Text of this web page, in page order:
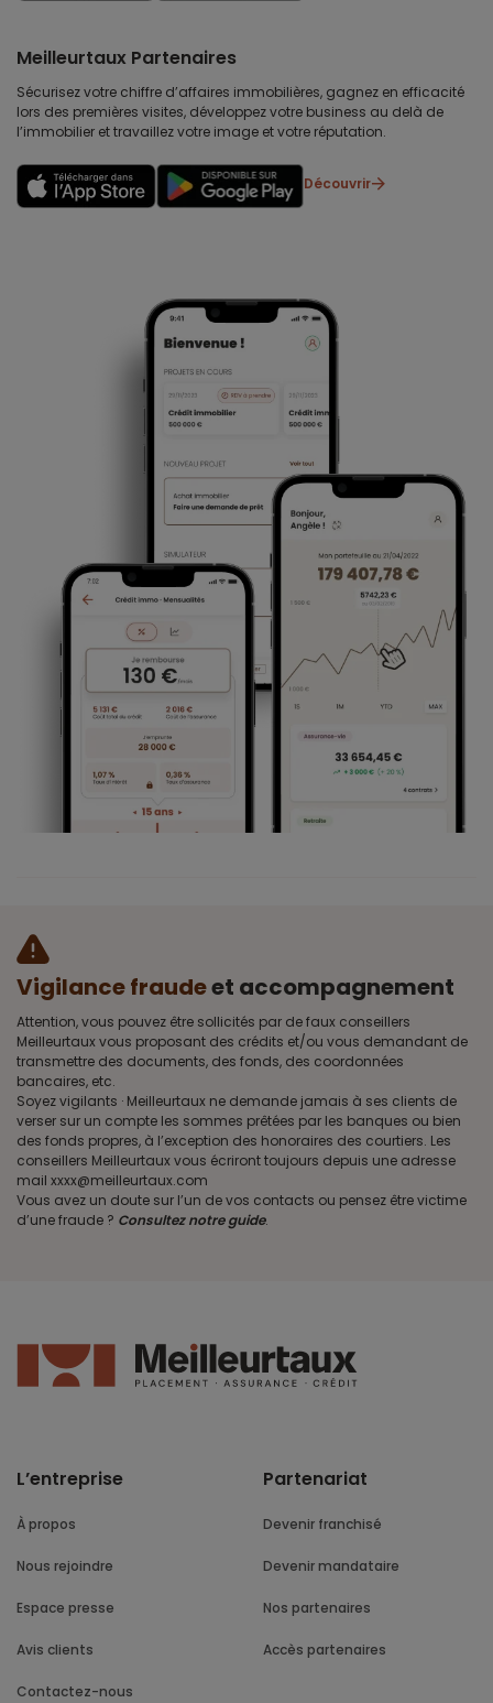
Meilleurtaux Partenaires
Sécurisez votre chiffre d’affaires immobilières, gagnez en efficacité
lors des premières visites, développez votre business au delà de
l’immobilier et travaillez votre image et votre réputation.
Découvrir
Vigilance fraudeet accompagnement
Attention, vous pouvez être sollicités par de faux conseillers
Meilleurtaux vous proposant des crédits et/ou vous demandant de
transmettre des documents, des fonds, des coordonnées
bancaires, etc.
Soyez vigilants · Meilleurtaux ne demande jamais à ses clients de
verser sur un compte les sommes prêtées par les banques ou bien
des fonds propres, à l’exception des honoraires des courtiers. Les
conseillers Meilleurtaux vous écriront toujours depuis une adresse
mail xxxx@meilleurtaux.com
Vous avez un doute sur l’un de vos contacts ou pensez être victime
d’une fraude ? Consultez notre guide.
L’entreprise
À propos
Nous rejoindre
Espace presse
Avis clients
Contactez-nous
Partenariat
Devenir franchisé
Devenir mandataire
Nos partenaires
Accès partenaires